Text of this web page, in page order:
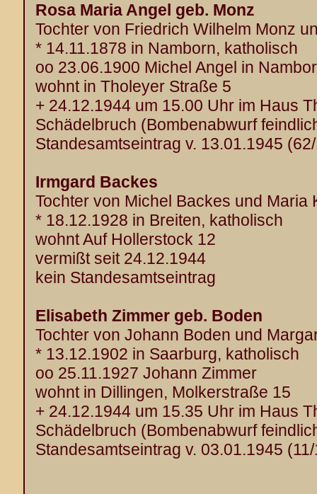
Rosa Maria Angel geb. Monz
Tochter von Friedrich Wilhelm Monz
* 14.11.1878 in Namborn, katholisch
oo 23.06.1900 Michel Angel in
wohnt in Tholeyer Straße 5
+ 24.12.1944 um 15.00 Uhr im Haus
Schädelbruch (Bombenabwurf
Standesamtseintrag v. 13.01.1945
Irmgard Backes
Tochter von Michel Backes und Maria
* 18.12.1928 in Breiten, katholisch
wohnt Auf Hollerstock 12
vermißt seit 24.12.1944
kein Standesamtseintrag
Elisabeth Zimmer geb. Boden
Tochter von Johann Boden und
* 13.12.1902 in Saarburg, katholisch
oo 25.11.1927 Johann Zimmer
wohnt in Dillingen, Molkerstraße 15
+ 24.12.1944 um 15.35 Uhr im Haus
Schädelbruch (Bombenabwurf
Standesamtseintrag v. 03.01.1945